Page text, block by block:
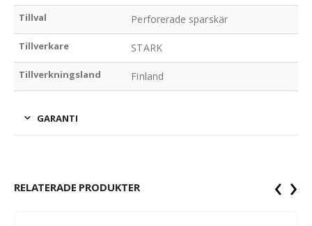
Tillval Perforerade sparskär
Tillverkare STARK
Tillverkningsland Finland
GARANTI
RELATERADE PRODUKTER ‹ ›